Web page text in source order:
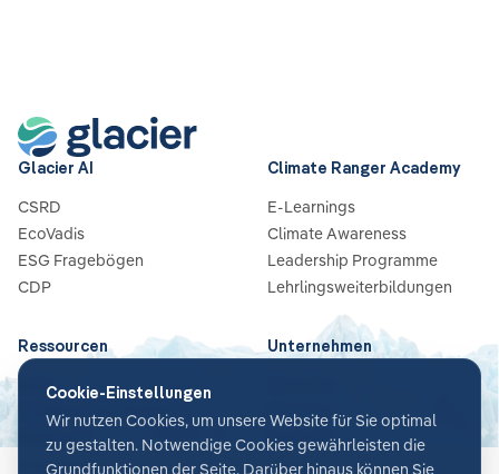
Glacier AI
CSRD
EcoVadis
ESG Fragebögen
CDP
Climate Ranger Academy
E-Learnings
Climate Awareness
Leadership Programme
Lehrlingsweiterbildungen
Ressourcen
Blog
Guides & Checklisten
Webinare
Case Studies
Unternehmen
Partners
Karriere
Kontakt
Cookie-Einstellungen
Wir nutzen Cookies, um unsere Website für Sie optimal
zu gestalten. Notwendige Cookies gewährleisten die
Grundfunktionen der Seite. Darüber hinaus können Sie